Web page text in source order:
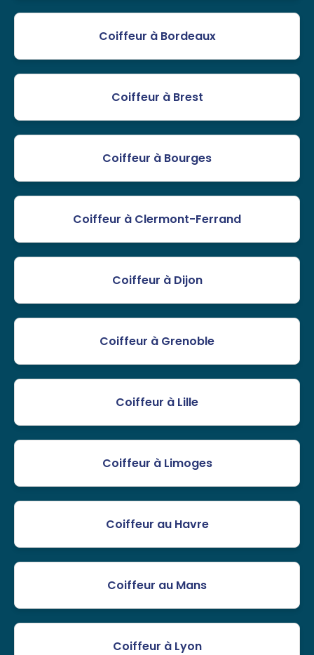
Coiffeur à Bordeaux
Coiffeur à Brest
Coiffeur à Bourges
Coiffeur à Clermont-Ferrand
Coiffeur à Dijon
Coiffeur à Grenoble
Coiffeur à Lille
Coiffeur à Limoges
Coiffeur au Havre
Coiffeur au Mans
Coiffeur à Lyon